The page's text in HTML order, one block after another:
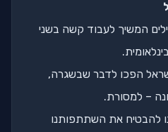
המשיך לעבוד קשה בשני
הפכו לדבר שבשגרה,
– למסורת.
להבטיח את השתתפותנו